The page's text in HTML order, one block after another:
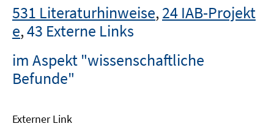
531 Literaturhinweise,24 IAB-Projekt
e,43 Externe Links
im Aspekt "wissenschaftliche
Befunde"
Externer Link